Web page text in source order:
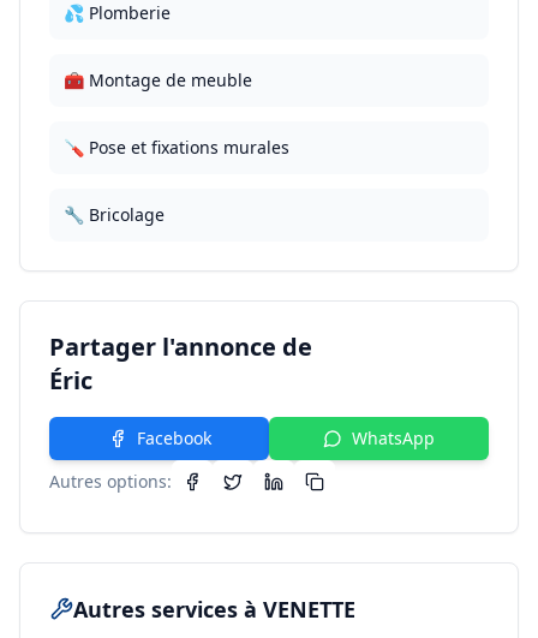
💦 Plomberie
🧰 Montage de meuble
🪛 Pose et fixations murales
🔧 Bricolage
Partager l'annonce de
Éric
Facebook
WhatsApp
Autres options:
Autres services à VENETTE